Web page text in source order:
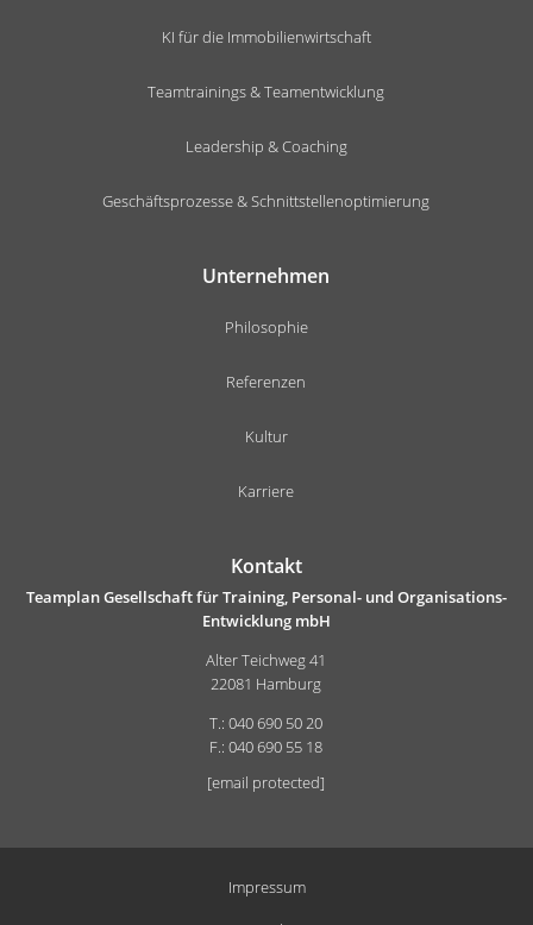
KI für die Immobilienwirtschaft
Teamtrainings & Teamentwicklung
Leadership & Coaching
Geschäftsprozesse & Schnittstellenoptimierung
Unternehmen
Philosophie
Referenzen
Kultur
Karriere
Kontakt
Teamplan Gesellschaft für Training, Personal- und Organisations-
Entwicklung mbH
Alter Teichweg 41
22081 Hamburg
T.: 040 690 50 20
F.: 040 690 55 18
[email protected]
Impressum